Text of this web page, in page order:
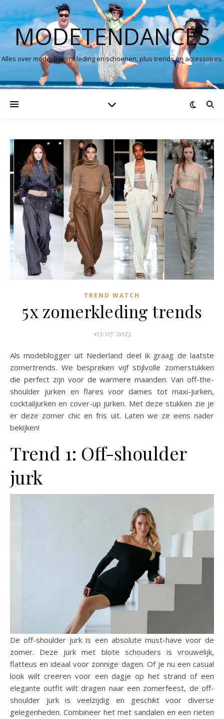
MODETENDANCES
Alles over mode. Bovenkleding en schoenen, plus trends en accessoires.
TREND WATCH
5x zomerkleding trends
03/07/2023
Als modeblogger uit Nederland deel ik graag de laatste
zomertrends. We bespreken vijf stijlvolle zomerstukken
die perfect zijn voor de warmere maanden. Van off-the-
shoulder jurken en flares voor dames tot maxi-jurken,
cocktailjurken en cover-up jurken. Met deze stukken zie je
er deze zomer chic en fris uit. Laten we ze eens nader
bekijken!
Trend 1: Off-shoulder
jurk
De off-shoulder jurk is een absolute must-have voor de
zomer. Deze jurk met blote schouders is vrouwelijk,
flatteus en ideaal voor zonnige dagen. Of je nu een casual
look wilt creëren voor een dagje op het strand of een
elegante outfit wilt dragen naar een zomerfeest, de off-
shoulder jurk is veelzijdig en geschikt voor diverse
gelegenheden. Combineer het met sandalen en een rieten